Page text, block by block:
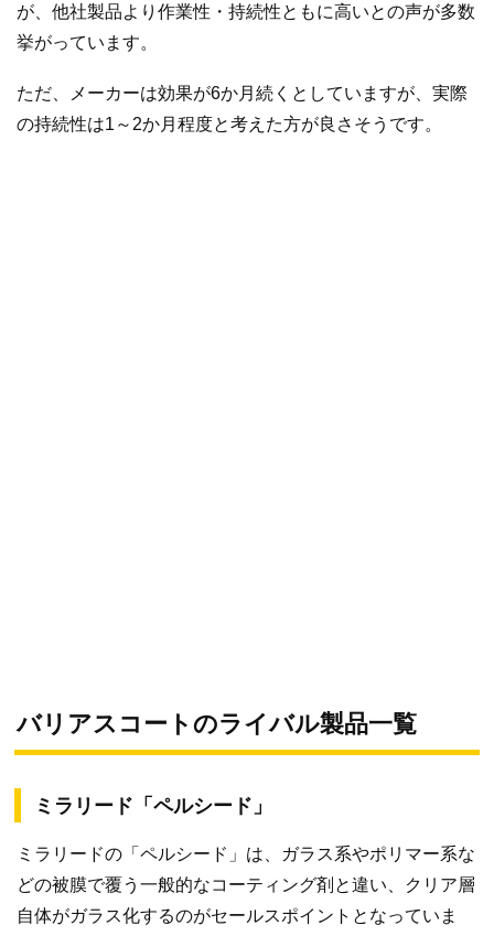
が、他社製品より作業性・持続性ともに高いとの声が多数
挙がっています。
ただ、メーカーは効果が6か月続くとしていますが、実際
の持続性は1～2か月程度と考えた方が良さそうです。
バリアスコートのライバル製品一覧
ミラリード「ペルシード」
ミラリードの「ペルシード」は、ガラス系やポリマー系な
どの被膜で覆う一般的なコーティング剤と違い、クリア層
自体がガラス化するのがセールスポイントとなっていま